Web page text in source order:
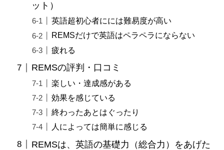
ット）
英語超初心者にには難易度が高い
REMSだけで英語はペラペラにならない
疲れる
REMSの評判・口コミ
楽しい・達成感がある
効果を感じている
終わったあとはぐったり
人によっては簡単に感じる
REMSは、英語の基礎力（総合力）をあげた